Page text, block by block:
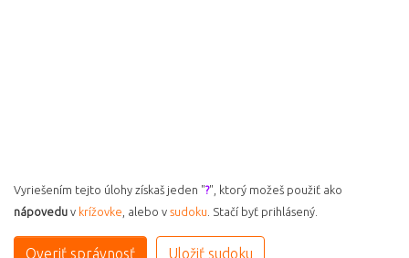
Vyriešením tejto úlohy získaš jeden "?", ktorý možeš použiť ako
nápovedu v krížovke , alebo v sudoku . Stačí byť prihlásený.